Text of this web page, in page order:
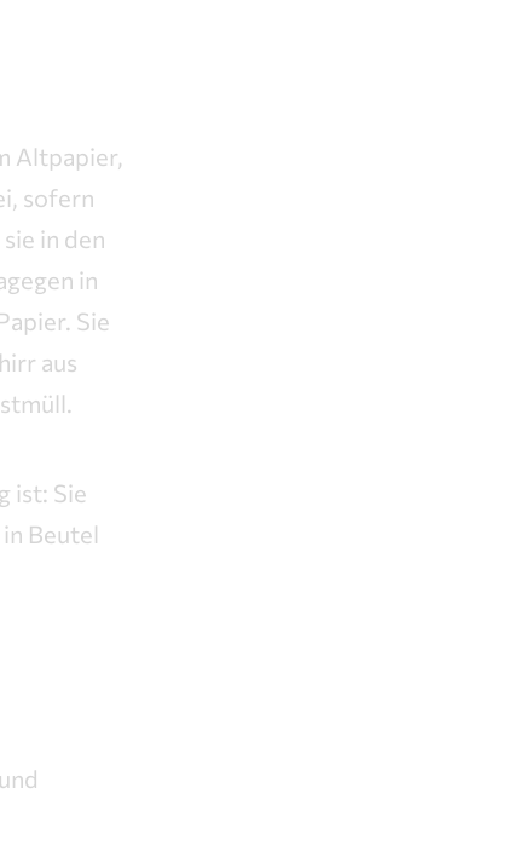
Altpapier,
sofern
in den
in
Sie
aus
ist: Sie
Beutel